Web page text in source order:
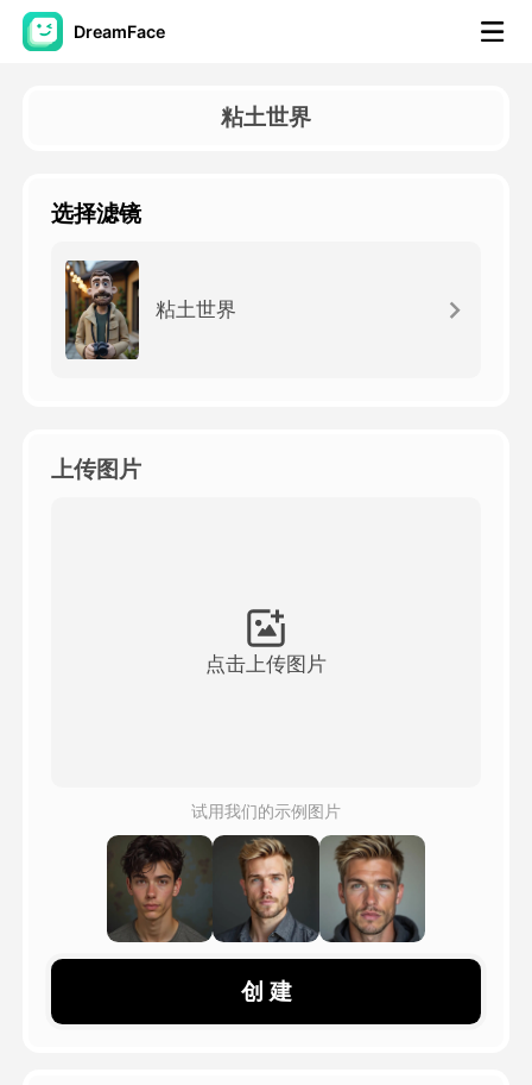
DreamFace
AI视频
AI照片
其他工具
查看所有模板
博客
粘土世界
选择滤镜
粘土世界
上传图片
点击上传图片
试用我们的示例图片
创 建